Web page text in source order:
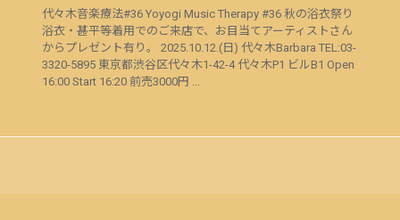
代々木音楽療法#36 Yoyogi Music Therapy #36 秋の浴衣祭り
浴衣・甚平等着用でのご来店で、お目当てアーティストさん
からプレゼント有り。 2025.10.12.(日) 代々木Barbara TEL:03-
3320-5895 東京都渋谷区代々木1-42-4 代々木P1 ビルB1 Open
16:00 Start 16:20 前売3000円 ...